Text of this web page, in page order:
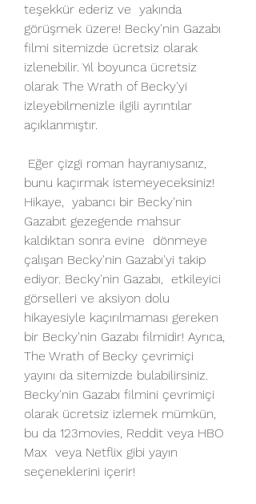
teşekkür ederiz ve  yakında
görüşmek üzere! Becky'nin Gazabı
filmi sitemizde ücretsiz olarak
izlenebilir. Yıl boyunca ücretsiz
olarak The Wrath of Becky'yi
izleyebilmenizle ilgili ayrıntılar
açıklanmıştır.
bunu kaçırmak istemeyeceksiniz!
Hikaye,  yabancı bir Becky'nin
Gazabıt gezegende mahsur
kaldıktan sonra evine  dönmeye
çalışan Becky'nin Gazabı'yi takip
ediyor. Becky'nin Gazabı,  etkileyici
görselleri ve aksiyon dolu
hikayesiyle kaçırılmaması gereken
bir Becky'nin Gazabı filmidir! Ayrıca,
The Wrath of Becky çevrimiçi
yayını da sitemizde bulabilirsiniz.
Becky'nin Gazabı filmini çevrimiçi
olarak ücretsiz izlemek mümkün,
bu da 123movies, Reddit veya HBO
Max  veya Netflix gibi yayın
seçeneklerini içerir!